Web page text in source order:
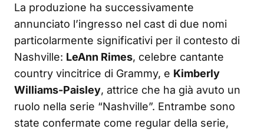
La produzione ha successivamente
annunciato l’ingresso nel cast di due nomi
particolarmente significativi per il contesto di
Nashville: LeAnn Rimes, celebre cantante
country vincitrice di Grammy, e Kimberly
Williams-Paisley, attrice che ha già avuto un
ruolo nella serie “Nashville”. Entrambe sono
state confermate come regular della serie,